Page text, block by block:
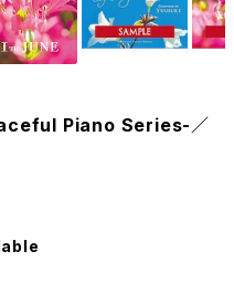
Piano Series-／